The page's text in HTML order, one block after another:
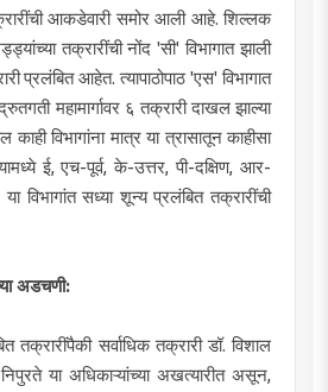
आकडेवारी समोर आली आहे. शिल्लक
तक्रारींची नोंद 'सी' विभागात झाली
प्रलंबित आहेत. त्यापाठोपाठ 'एस' विभागात
महामार्गावर ६ तक्रारी दाखल झाल्या
विभागांना मात्र या त्रासातून काहीसा
ई, एच-पूर्व, के-उत्तर, पी-दक्षिण, आर-
विभागांत सध्या शून्य प्रलंबित तक्रारींची
अडचणी:
तक्रारींपैकी सर्वाधिक तक्रारी डॉ. विशाल
या अधिकाऱ्यांच्या अखत्यारीत असून,